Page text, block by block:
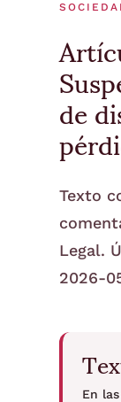
de
Texto
Legal.
2026-
En